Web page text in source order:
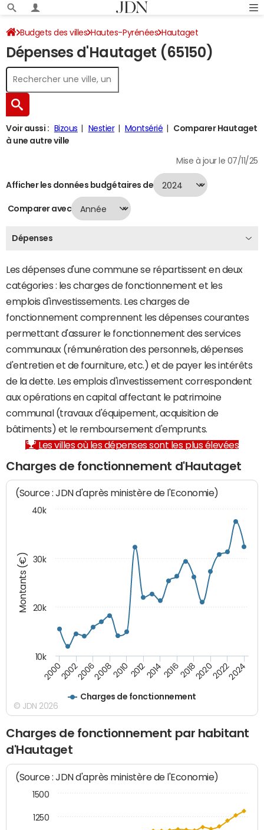
Budgets des villes Hautes-Pyrénées Hautaget
Dépenses 2024
Dépenses d'Hautaget (65150)
Voir aussi : Bizous Nestier Montsérié
Comparer Hautaget
à une autre ville
Mise à jour le 07/11/25
Afficher les données budgétaires de
Comparer avec
Dépenses
Les dépenses d'une commune se répartissent en deux
catégories : les charges de fonctionnement et les
emplois d'investissements. Les charges de
fonctionnement comprennent les dépenses courantes
permettant d'assurer le fonctionnement des services
communaux (rémunération des personnels, dépenses
d'entretien et de fourniture, etc.) et de payer les intérêts
de la dette. Les emplois d'investissement correspondent
aux opérations en capital affectant le patrimoine
communal (travaux d'équipement, acquisition de
bâtiments) et le remboursement d'emprunts.
Les villes où les dépenses sont les plus élevées
Charges de fonctionnement d'Hautaget
Montants (€)
(Source : JDN d'après ministère de l'Economie)
Charges de fonctionnement
20002002200620082010 2012201420162018202020222024
10k
20k
30k
40k
© JDN 2026
Charges de fonctionnement par habitant
d'Hautaget
(Source : JDN d'après ministère de l'Economie)
1250
1500